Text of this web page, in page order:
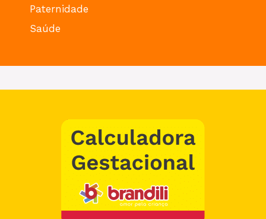
Paternidade
Saúde